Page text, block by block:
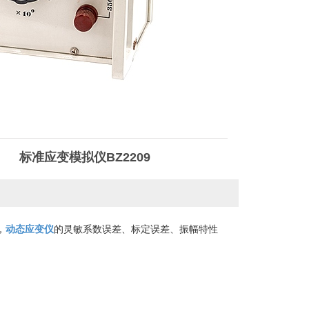
标准应变模拟仪BZ2209
动态应变仪的灵敏系数误差、标定误差、振幅特性